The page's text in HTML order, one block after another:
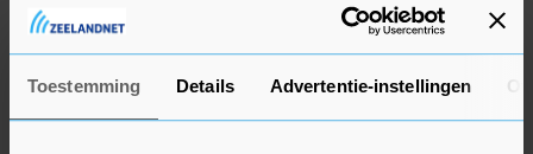
Toestemming Details Advertentie-instellingen
"Ik zou daar afstand van willen nemen", zegt de
liberale De Croo op het Belgische Radio 1 over de
uitspraken van zijn sociaaldemocratische